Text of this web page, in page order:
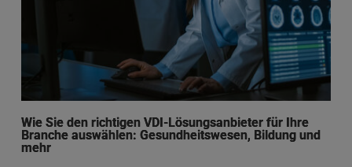
Wie Sie den richtigen VDI-Lösungsanbieter für Ihre
Branche auswählen: Gesundheitswesen, Bildung und
mehr